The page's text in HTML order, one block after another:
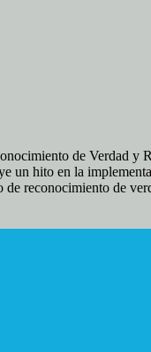
de Verdad
un hito en la
reconocimiento de